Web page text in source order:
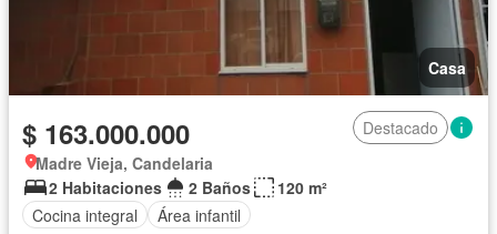
Casa
$ 163.000.000
Destacado
Madre Vieja, Candelaria
2 Habitaciones
2 Baños
120 m²
Cocina integral
Área infantil